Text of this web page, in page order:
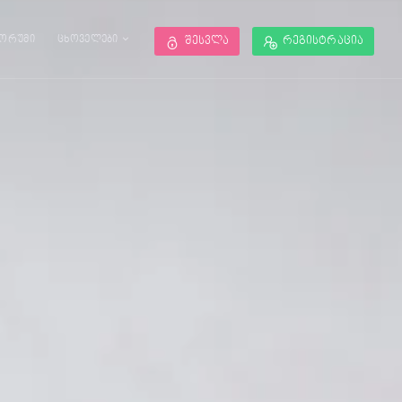
ცხოველები შესვლა რეგისტრაცია